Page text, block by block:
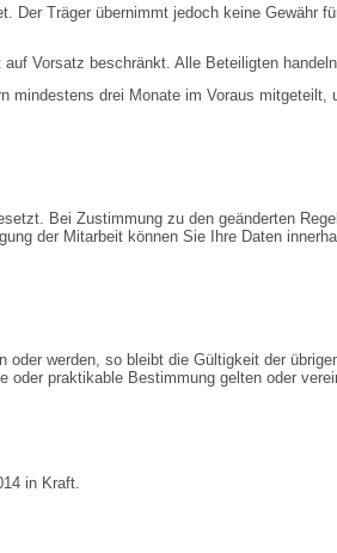
Der Träger übernimmt jedoch keine Gewähr
Vorsatz beschränkt. Alle Beteiligten
mindestens drei Monate im Voraus mitgeteilt,
Bei Zustimmung zu den geänderten
der Mitarbeit können Sie Ihre Daten
werden, so bleibt die Gültigkeit der
praktikable Bestimmung gelten oder
in Kraft.